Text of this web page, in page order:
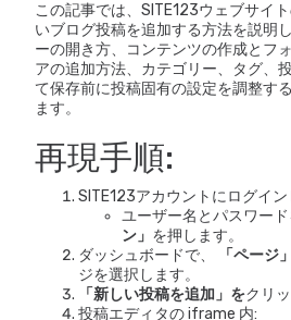
この記事では、SITE123ウェブサイ
いブログ投稿を追加する方法を説明
ーの開き方、コンテンツの作成とフ
アの追加方法、カテゴリー、タグ、
て保存前に投稿固有の設定を調整す
ます。
再現手順:
SITE123アカウントにログイン
ユーザー名とパスワード
ン」 を押します。
ダッシュボードで、
「ページ」
ジを選択します。
「新しい投稿を追加」をクリ
投稿エディタの iframe 内: